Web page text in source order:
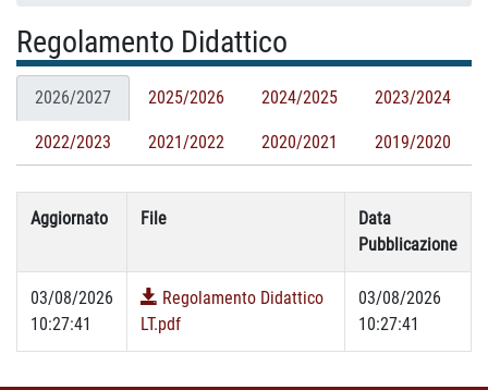
Regolamento Didattico
2026/2027 2025/2026 2024/2025 2023/2024
2022/2023 2021/2022 2020/2021 2019/2020
Aggiornato File
Data
Pubblicazione
03/08/2026
10:27:41
Regolamento Didattico
LT.pdf
03/08/2026
10:27:41